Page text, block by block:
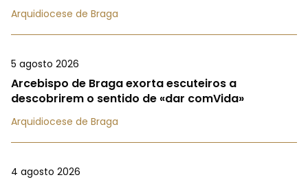
Arquidiocese de Braga
5 agosto 2026
Arcebispo de Braga exorta escuteiros a
descobrirem o sentido de «dar comVida»
Arquidiocese de Braga
4 agosto 2026